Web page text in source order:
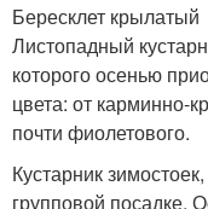
Бересклет крылатый
Листопадный
которого осенью
цвета: от карминно-
почти фиолетового.
Кустарник
групповой посадке.